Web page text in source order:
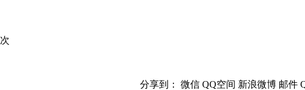
次
分享到： 微信 QQ空间 新浪微博 邮件